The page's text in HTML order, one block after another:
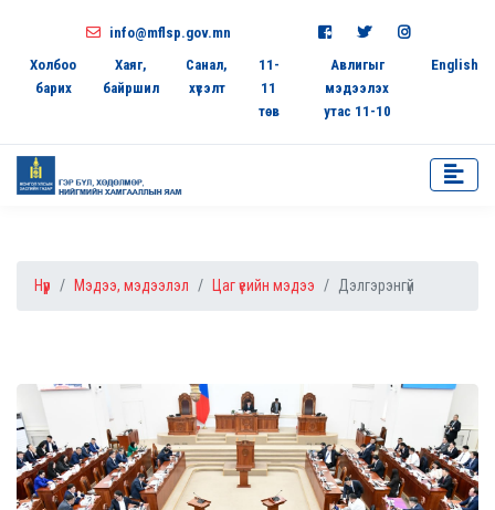
info@mflsp.gov.mn
Холбоо
барих
Хаяг,
байршил
Санал,
хүсэлт
11-
11
төв
Авлигыг
мэдээлэх
утас 11-10
English
Нүүр Мэдээ, мэдээлэл Цаг үеийн мэдээ Дэлгэрэнгүй